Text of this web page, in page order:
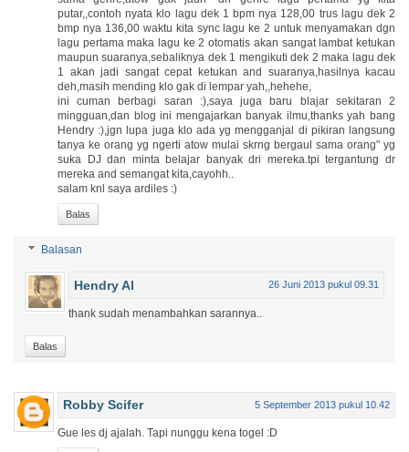
putar,,contoh nyata klo lagu dek 1 bpm nya 128,00 trus lagu dek 2
bmp nya 136,00 waktu kita sync lagu ke 2 untuk menyamakan dgn
lagu pertama maka lagu ke 2 otomatis akan sangat lambat ketukan
maupun suaranya,sebaliknya dek 1 mengikuti dek 2 maka lagu dek
1 akan jadi sangat cepat ketukan and suaranya,hasilnya kacau
deh,masih mending klo gak di lempar yah,,hehehe,
ini cuman berbagi saran :),saya juga baru blajar sekitaran 2
mingguan,dan blog ini mengajarkan banyak ilmu,thanks yah bang
Hendry :),jgn lupa juga klo ada yg mengganjal di pikiran langsung
tanya ke orang yg ngerti atow mulai skrng bergaul sama orang" yg
suka DJ dan minta belajar banyak dri mereka.tpi tergantung dr
mereka and semangat kita,cayohh..
salam knl saya ardiles :)
Balas
Balasan
Hendry Al 26 Juni 2013 pukul 09.31
thank sudah menambahkan sarannya..
Balas
Robby Scifer 5 September 2013 pukul 10.42
Gue les dj ajalah. Tapi nunggu kena togel :D